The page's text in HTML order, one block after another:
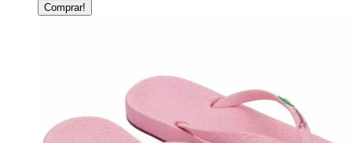
Comprar!